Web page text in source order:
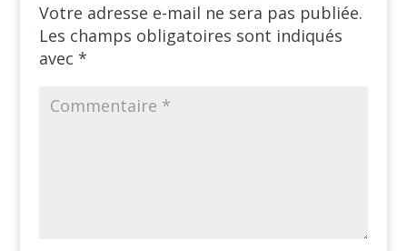
Votre adresse e-mail ne sera pas publiée.
Les champs obligatoires sont indiqués
avec *